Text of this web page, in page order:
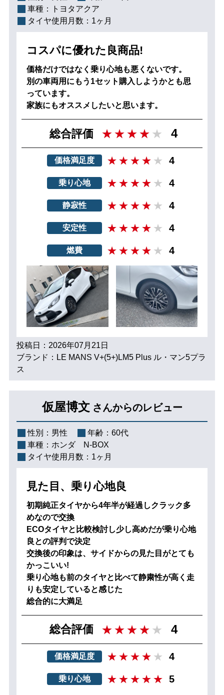
車種：
トヨタアクア
タイヤ使用月数： 1ヶ月
コスパに優れた良商品!
価格だけではなく乗り心地も悪くないです。
別の車両用にもう1セット購入しようかとも思
っています。
家族にもオススメしたいと思います。
総合評価 4
価格満足度 4
乗り心地 4
静寂性 4
安定性 4
燃費 4
投稿日：2026年07月21日
ブランド：LE MANS V+(5+)LM5 Plus ル・マン5プラ
ス
仮屋博文 さんからのレビュー
性別： 男性 年齢： 60代
車種： ホンダ N-BOX
タイヤ使用月数： 1ヶ月
見た目、乗り心地良
初期純正タイヤから4年半が経過しクラック多
めなので交換
ECOタイヤと比較検討し少し高めだが乗り心地
良との評判で決定
交換後の印象は、サイドからの見た目がとても
かっこいい!
乗り心地も前のタイヤと比べて静粛性が高く走
りも安定していると感じた
総合的に大満足
総合評価 4
価格満足度 4
乗り心地 5